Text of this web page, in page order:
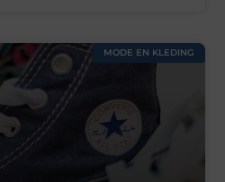
MODE EN KLEDING